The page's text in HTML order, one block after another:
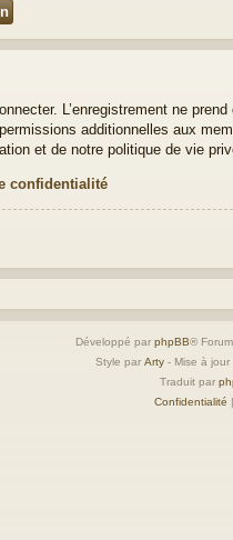
L’enregistrement ne
additionnelles aux
et de notre politique de vie
confidentialité
Développé par phpBB®
Style par Arty- Mise à jour
Traduit par
Confidentialité |